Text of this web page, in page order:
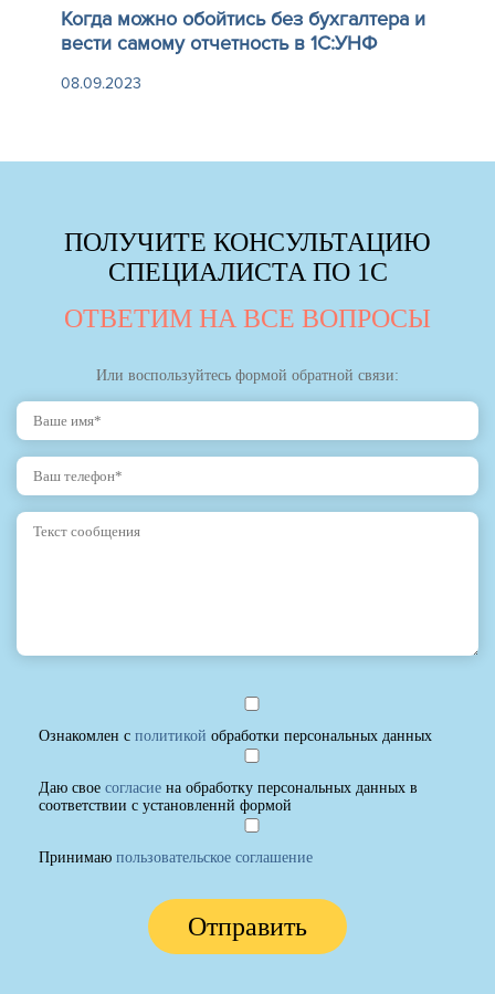
Когда можно обойтись без бухгалтера и
вести самому отчетность в 1С:УНФ
08.09.2023
ПОЛУЧИТЕ КОНСУЛЬТАЦИЮ
СПЕЦИАЛИСТА ПО 1С
ОТВЕТИМ НА ВСЕ ВОПРОСЫ
Или воспользуйтесь формой обратной связи:
Ознакомлен с политикой обработки персональных данных
Даю свое согласие на обработку персональных данных в
соответствии с установленнй формой
Принимаю пользовательское соглашение
Отправить